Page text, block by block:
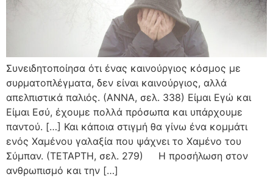
Συνειδητοποίησα ότι ένας καινούργιος κόσμος με
συρματοπλέγματα, δεν είναι καινούργιος, αλλά
απελπιστικά παλιός. (ΑΝΝΑ, σελ. 338) Είμαι Εγώ και
Είμαι Εσύ, έχουμε πολλά πρόσωπα και υπάρχουμε
παντού. […] Και κάποια στιγμή θα γίνω ένα κομμάτι
ενός Χαμένου γαλαξία που ψάχνει το Χαμένο του
Σύμπαν. (ΤΕΤΑΡΤΗ, σελ. 279) Η προσήλωση στον
ανθρωπισμό και την […]